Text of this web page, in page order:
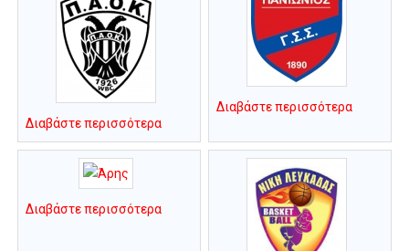
Διαβάστε περισσότερα
Διαβάστε περισσότερα
Διαβάστε περισσότερα